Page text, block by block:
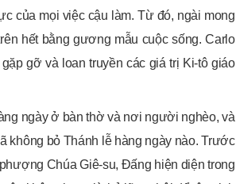
của mọi việc cậu làm. Từ đó, ngài mong
hết bằng gương mẫu cuộc sống. Carlo
gỡ và loan truyền các giá trị Ki-tô giáo
ngày ở bàn thờ và nơi người nghèo, và
không bỏ Thánh lễ hàng ngày nào. Trước
Chúa Giê-su, Đấng hiện diện trong